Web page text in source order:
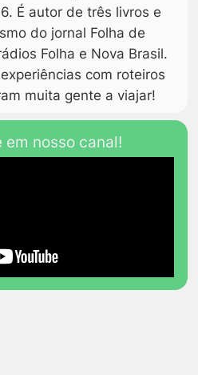
É autor de três livros e
do jornal Folha de
Folha e Nova Brasil.
com roteiros
muita gente a viajar!
nosso canal!